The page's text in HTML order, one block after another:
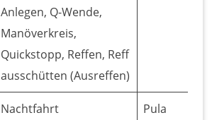
Anlegen, Q-Wende,
Manöverkreis,
Quickstopp, Reffen, Reff
ausschütten (Ausreffen)
Nachtfahrt
Pula